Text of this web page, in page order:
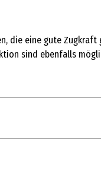
die eine gute
sind ebenfalls